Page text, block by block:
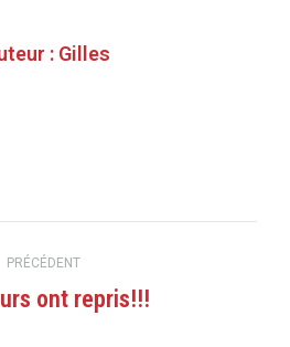
: Gilles
PRÉCÉDENT
Article
ont repris!!!